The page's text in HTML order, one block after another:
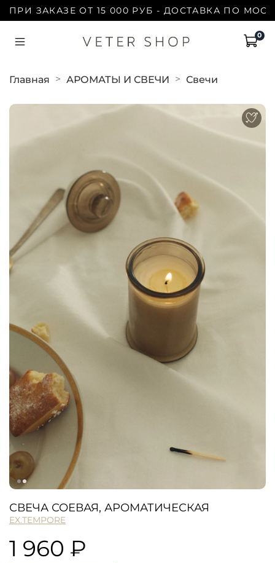
ЗАКАЗЕ ОТ 15 000 РУБ - ДОСТАВКА ПО
0
Главная АРОМАТЫ И СВЕЧИ Свечи
СВЕЧА СОЕВАЯ, АРОМАТИЧЕСКАЯ
EX.TEMPORE
1 960 ₽